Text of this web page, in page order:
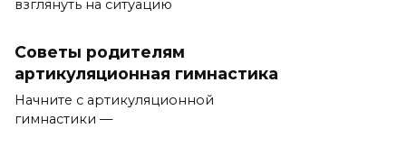
взглянуть на ситуацию
Советы родителям
артикуляционная гимнастика
Начните с артикуляционной
гимнастики —